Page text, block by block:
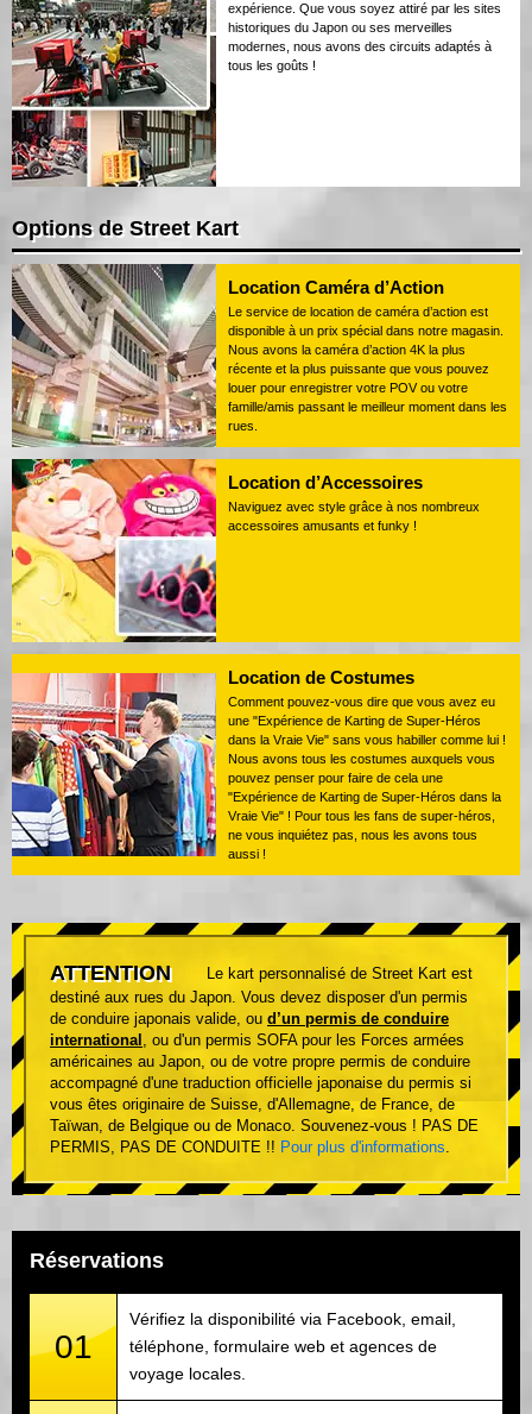
expérience. Que vous soyez attiré par les sites
historiques du Japon ou ses merveilles
modernes, nous avons des circuits adaptés à
tous les goûts !
Options de Street Kart
Location Caméra d’Action
Le service de location de caméra d’action est
disponible à un prix spécial dans notre magasin.
Nous avons la caméra d’action 4K la plus
récente et la plus puissante que vous pouvez
louer pour enregistrer votre POV ou votre
famille/amis passant le meilleur moment dans les
rues.
Location d’Accessoires
Naviguez avec style grâce à nos nombreux
accessoires amusants et funky !
Location de Costumes
Comment pouvez-vous dire que vous avez eu
une "Expérience de Karting de Super-Héros
dans la Vraie Vie" sans vous habiller comme lui !
Nous avons tous les costumes auxquels vous
pouvez penser pour faire de cela une
"Expérience de Karting de Super-Héros dans la
Vraie Vie" ! Pour tous les fans de super-héros,
ne vous inquiétez pas, nous les avons tous
aussi !
ATTENTION
Le kart personnalisé de Street Kart est
destiné aux rues du Japon. Vous devez disposer d'un permis
de conduire japonais valide, ou d’un permis de conduire
international , ou d'un permis SOFA pour les Forces armées
américaines au Japon, ou de votre propre permis de conduire
accompagné d'une traduction officielle japonaise du permis si
vous êtes originaire de Suisse, d'Allemagne, de France, de
Taïwan, de Belgique ou de Monaco. Souvenez-vous ! PAS DE
PERMIS, PAS DE CONDUITE !! Pour plus d'informations.
Réservations
01
Vérifiez la disponibilité via Facebook, email,
téléphone, formulaire web et agences de
voyage locales.